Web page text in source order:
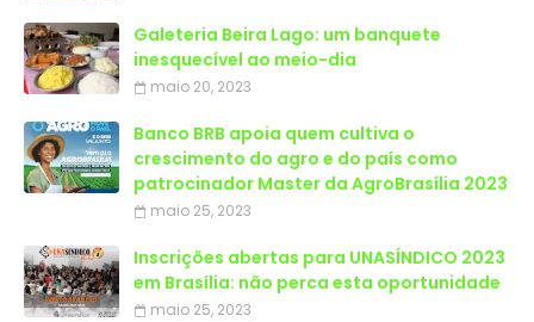
Galeteria Beira Lago: um banquete
inesquecível ao meio-dia
maio 20, 2023
Banco BRB apoia quem cultiva o
crescimento do agro e do país como
patrocinador Master da AgroBrasília 2023
maio 25, 2023
Inscrições abertas para UNASÍNDICO 2023
em Brasília: não perca esta oportunidade
maio 25, 2023